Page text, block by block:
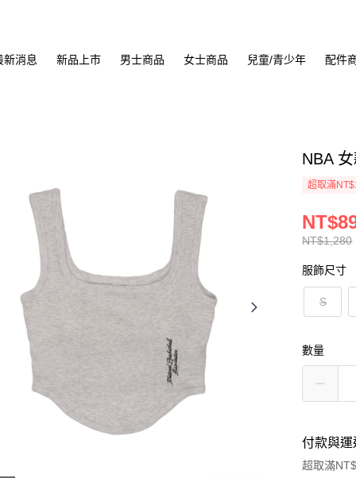
新消息 新品上市 男士商品 女士商品 兒童/青少年 配件
NBA
超取滿
NT$1,280
服飾尺寸
S
數量
付款與
超取滿